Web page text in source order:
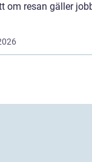
om resan gäller